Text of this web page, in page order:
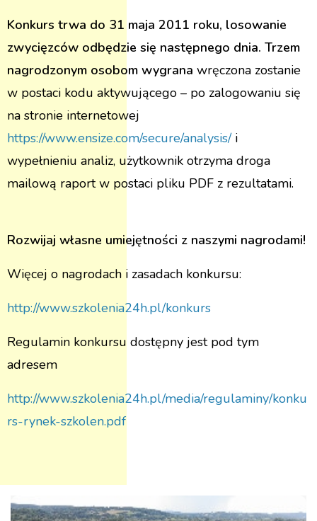
Konkurs trwa do 31 maja 2011 roku, losowanie
zwycięzców odbędzie się następnego dnia. Trzem
nagrodzonym osobom wygrana wręczona zostanie
w postaci kodu aktywującego – po zalogowaniu się
na stronie internetowej
https://www.ensize.com/secure/analysis/ i
wypełnieniu analiz, użytkownik otrzyma droga
mailową raport w postaci pliku PDF z rezultatami.
Rozwijaj własne umiejętności z naszymi nagrodami!
Więcej o nagrodach i zasadach konkursu:
http://www.szkolenia24h.pl/konkurs
Regulamin konkursu dostępny jest pod tym
adresem
http://www.szkolenia24h.pl/media/regulaminy/konku
rs-rynek-szkolen.pdf